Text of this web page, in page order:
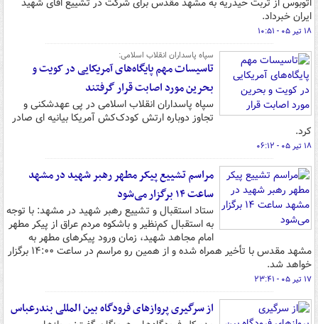
ایران خبرداد.
۱۸ تیر ۰۵ - ۱۰:۵۱
سپاه پاسداران انقلاب اسلامی:
تاسیسات مهم پایگاه‌های آمریکایی در کویت و
بحرین مورد اصابت قرار گرفتند
سپاه پاسداران انقلاب اسلامی در پی عهدشکنی و
تجاوز دوباره ارتش کودک‌کش آمریکا بیانیه ای صادر
کرد.
۱۸ تیر ۰۵ - ۰۶:۱۲
مراسم تشییع پیکر مطهر رهبر شهید در مشهد
ساعت ۱۴ برگزار می‌شود
ستاد استقبال و تشییع رهبر شهید در مشهد: با توجه
به استقبال کم‌نظیر و باشکوه مردم عراق از پیکر مطهر
امام مجاهد شهید، زمان ورود پیکرهای مطهر به
مشهد مقدس با تأخیر همراه شده و از همین رو مراسم در ساعت ۱۴:۰۰ برگزار
خواهد شد.
۱۷ تیر ۰۵ - ۲۳:۴۱
از سرگیری پروازهای فرودگاه بین المللی بندرعباس